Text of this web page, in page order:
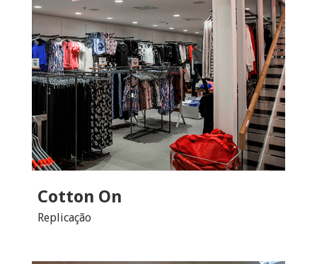
Cotton On
Replicação